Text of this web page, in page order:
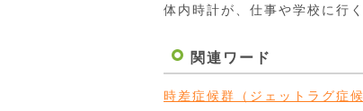
体内時計が、仕事や学校に行
関連ワード
時差症候群（ジェットラグ症候